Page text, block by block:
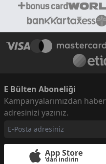
E Bülten Aboneliği
Kampanyalarımızdan
adresinizi yazınız.
App Store
'dan indirin